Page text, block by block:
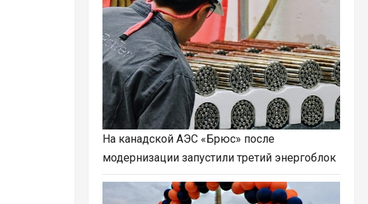
На канадской АЭС «Брюс» после
модернизации запустили третий энергоблок